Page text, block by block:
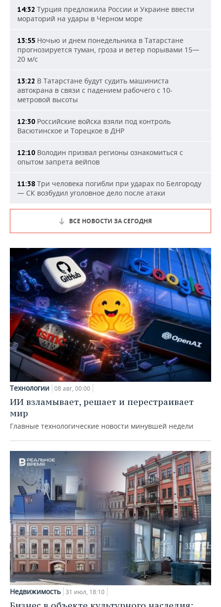
14:32 Турция предложила России и Украине ввести
мораторий на удары в Черном море
13:55 Ночью и днем понедельника в Татарстане
прогнозируется туман, гроза и ветер порывами 15—
20 м/с
13:22 В Татарстане будут судить машиниста
автокрана в связи с падением рабочего с 10-
метровой высоты
12:30 Российские войска взяли под контроль
Васютинское и Торецкое в ДНР
12:10 Володин призвал регионы ознакомиться с
опытом запрета вейпов
11:38 Три человека погибли при ударах по Белгороду
— СК возбудил уголовное дело после атаки
ВСЕ НОВОСТИ ЗА СЕГОДНЯ
Технологии 08 авг, 00:00
ИИ взламывает, решает и перестраивает
мир
Главные технологические новости минувшей недели
Недвижимость 31 июл, 18:10